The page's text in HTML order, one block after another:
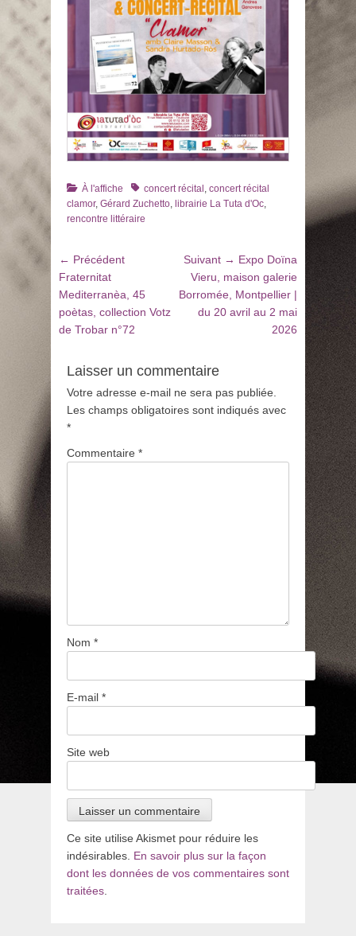
Catégories
À l'affiche Tagsconcert récital concert récital
clamor, Gérard Zuchetto librairie La Tuta d'Oc
rencontre littéraire
Navigation
de
l’article
← PrécédentArticle
:
Fraternitat
Mediterranèa, 45
poètas, collection Votz
de Trobar n°72
Suivant → Article
suivant
:
Expo Doïna
Vieru, maison galerie
Borromée, Montpellier |
du 20 avril au 2 mai
2026
Laisser un commentaire
Votre adresse e-mail ne sera pas publiée.
Les champs obligatoires sont indiqués avec
*
Commentaire *
Nom *
E-mail *
Site web
Ce site utilise Akismet pour réduire les
indésirables. En savoir plus sur la façon
dont les données de vos commentaires sont
traitées.